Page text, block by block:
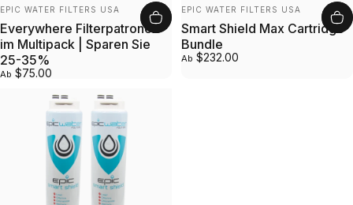
Anbieter:
EPIC WATER FILTERS USA
Everywhere Filterpatronen
im Multipack | Sparen Sie
25-35%
Ab $75.00
Anbieter:
EPIC WATER FILTERS USA
Smart Shield Max Cartridge
Bundle
Ab $232.00